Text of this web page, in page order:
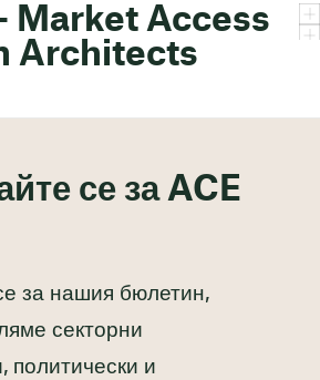
Market Access
Architects
се за ACE
за нашия бюлетин,
секторни
политически и